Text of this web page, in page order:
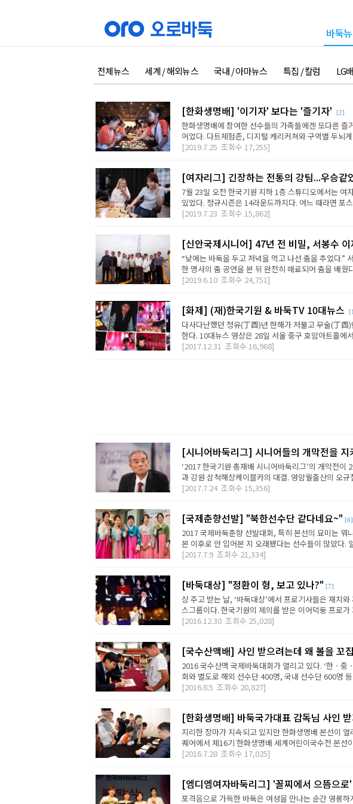
바둑
전체뉴스 세계 / 해외뉴스 국내 / 아마뉴스 특집 / 칼럼 LG배
[한화생명배] '이기자' 보다는 '즐기자' [2]
한화생명배에 참여한 선수들의 가족들에겐 또다른
어었다. 다트체험존, 디지털 캐리커쳐와 구역별 두뇌
[2019.7.25 조회수 17,255]
[여자리그] 긴장하는 전통의 강팀...우승같
7월 23일 오전 한국기원 지하 1층 스튜디오에서는
있었다. 정규시즌은 14라운드까지다. 여느 때라면 포
[2019.7.23 조회수 15,862]
[신안국제시니어] 47년 전 비밀, 서봉수
“낮에는 바둑을 두고 저녁을 먹고 나선 춤을 추었다.”
한 명사의 춤 공연을 본 뒤 완전히 매료되어 춤을 배웠
[2019.6.10 조회수 24,751]
[화제] (재)한국기원 & 바둑TV 10대뉴스
다사다난했던 정유(丁酉)년 한해가 저물고 무술(丁
한다. 10대뉴스 영상은 28일 서울 중구 호암아트홀에
[2017.12.31 조회수 16,968]
[시니어바둑리그] 시니어들의 개막전을 지
‘2017 한국기원 총재배 시니어바둑리그’의 개막전
과 강원 삼척해상케이블카의 대결. 영암월출산의 오
[2017.7.24 조회수 15,356]
[국제춘향선발] "북한선수단 같다네요~" [6]
2017 국제바둑춘향 선발대회, 특히 본선의 묘미는 뭐
본 이후로 안 입어본 지 오래됐다는 선수들이 많았다.
[2017.7.9 조회수 21,334]
[바둑대상] "정환이 형, 보고 있나?" [7]
상 주고 받는 날, ‘바둑대상’에서 프로기사들은 재치
스그룹이다. 한국기원의 제의를 받은 이어덕둥 프로
[2016.12.30 조회수 25,028]
[국수산맥배] 사인 받으려는데 왜 볼을 꼬
2016 국수산맥 국제바둑대회가 열리고 있다. ‘한ㆍ중
회와 별도로 해외 선수단 400명, 국내 선수단 600명
[2016.8.5 조회수 20,827]
[한화생명배] 바둑국가대표 감독님 사인
지리한 장마가 지속되고 있지만 한화생명배 본선이
퀘어에서 제16기 한화생명배 세계어린이국수전 본선
[2016.7.28 조회수 17,025]
[엠디엠여자바둑리그] '꼴찌에서 으뜸으로'
포격음으로 가득한 바둑은 여성을 만나는 순간 영롱